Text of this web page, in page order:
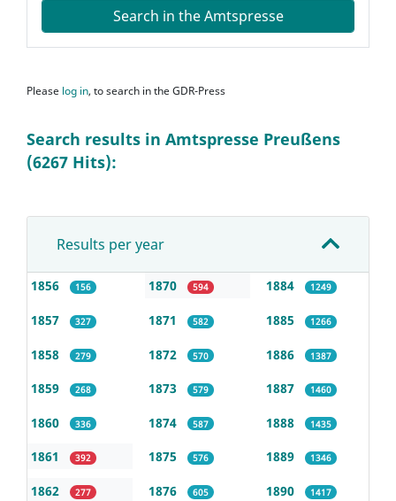
Search in the Amtspresse
Please log in, to search in the GDR-Press
Search results in Amtspresse Preußens
(6267 Hits):
Results per year
1856 156
1857 327
1858 279
1859 268
1860 336
1861 392
1862 277
1870 594
1871 582
1872 570
1873 579
1874 587
1875 576
1876 605
1884 1249
1885 1266
1886 1387
1887 1460
1888 1435
1889 1346
1890 1417